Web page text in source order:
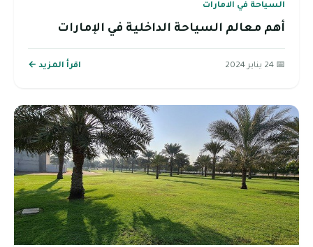
السياحة في الامارات
أهم معالم السياحة الداخلية في الإمارات
📅 24 يناير 2024 اقرأ المزيد ←